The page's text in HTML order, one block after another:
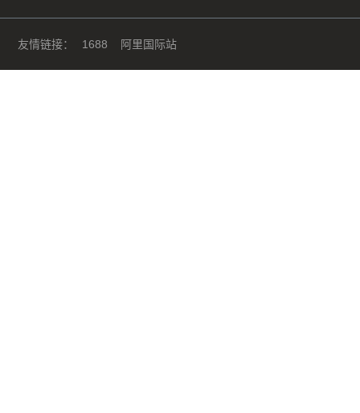
友情链接： 1688 阿里国际站